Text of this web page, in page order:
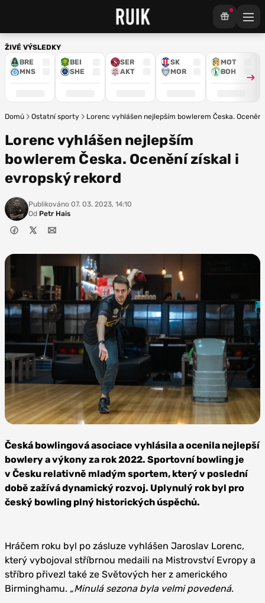
ŽIVÉ VÝSLEDKY
BRE
MNS
BEI
SHE
SER
AKT
SK
MOR
MOT
BOH
Domů Ostatní sporty Lorenc vyhlášen nejlepším bowlerem Česka.
Lorenc vyhlášen nejlepším
bowlerem Česka. Ocenění získal i
evropský rekord
Publikováno 07. 03. 2023, 14:10
Od Petr Hais
bowlingová asociace
Česká bowlingová asociace vyhlásila a ocenila nejlepší
bowlery a výkony za rok 2022. Sportovní bowling je
v Česku relativně mladým sportem, který v poslední
době zažívá dynamický rozvoj. Uplynulý rok byl pro
český bowling plný historických úspěchů.
Hráčem roku byl po zásluze vyhlášen Jaroslav Lorenc,
který vybojoval stříbrnou medaili na Mistrovství Evropy a
stříbro přivezl také ze Světových her z amerického
Birminghamu. „Minulá sezona byla velmi povedená.